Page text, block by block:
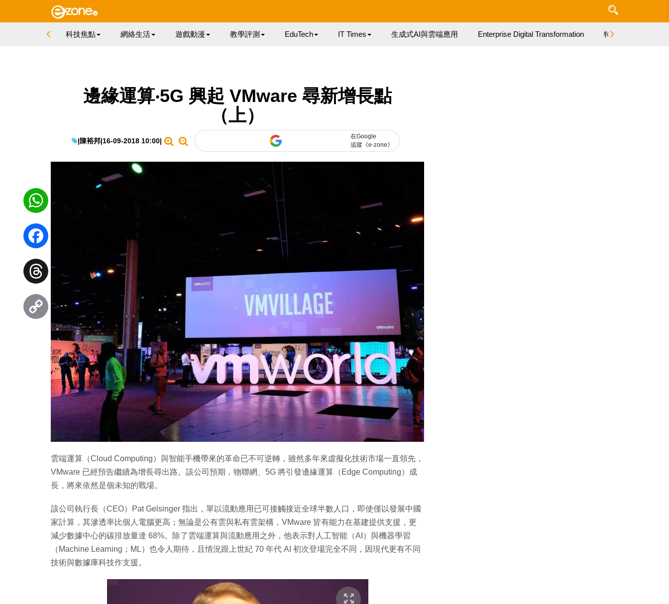
科技焦點 網絡生活 遊戲動漫 教學評測 EduTech IT Times 生成式AI與雲端應用 Enterprise Digital Transformation 特集
邊緣運算‧5G 興起 VMware 尋新增長點
（上）
|陳裕邦|16-09-2018 10:00|
在Google
追蹤《e-zone》
雲端運算（Cloud Computing）與智能手機帶來的革命已不可逆轉，雖然多年來虛擬化技術市場一直領先，
VMware 已經預告繼續為增長尋出路。該公司預期，物聯網、5G 將引發邊緣運算（Edge Computing）成
長，將來依然是個未知的戰場。
該公司執行長（CEO）Pat Gelsinger 指出，單以流動應用已可接觸接近全球半數人口，即使僅以發展中國
家計算，其滲透率比個人電腦更高；無論是公有雲與私有雲架構，VMware 皆有能力在基建提供支援，更
減少數據中心的碳排放量達 68%。除了雲端運算與流動應用之外，他表示對人工智能（AI）與機器學習
（Machine Learning；ML）也令人期待，且情況跟上世紀 70 年代 AI 初次登場完全不同，因現代更有不同
技術與數據庫科技作支援。
WhatsApp
Facebook
Threads
Link